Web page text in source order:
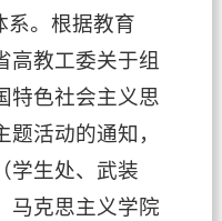
系。根据教育
高教工委关于组
特色社会主义思
活动的通知，
学生处、武装
马克思主义学院